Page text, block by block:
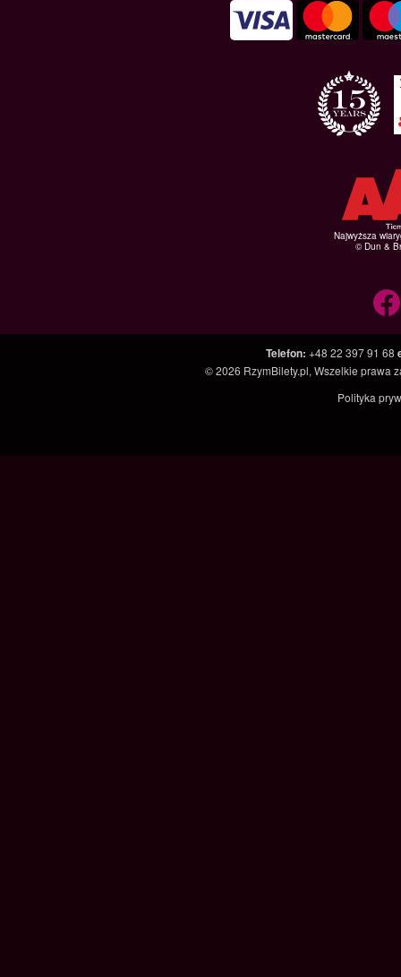
Najwyższa
© Dun &
Telefon: +48 22 397 91 68
© 2026 RzymBilety.pl, Wszelkie prawa
Polityka